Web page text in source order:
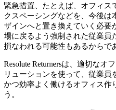
緊急措置、たとえば、オフィス
クスペーシングなどを、今後は
ザインへと置き換えていく必要
場に戻るよう強制された従業員
損なわれる可能性もあるからで
Resolute Returnersは、適切なオ
リューションを使って、従業員
かつ効率よく働けるオフィス作
う。